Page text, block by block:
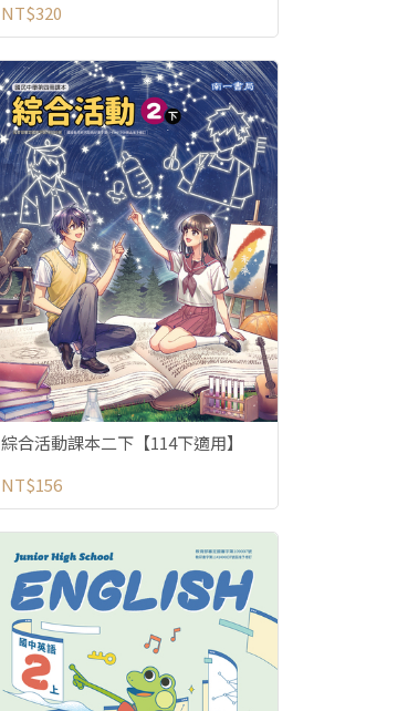
NT$320
綜合活動課本二下【114下適用】
NT$156